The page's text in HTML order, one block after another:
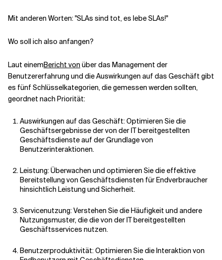
Mit anderen Worten: "SLAs sind tot, es lebe SLAs!"
Wo soll ich also anfangen?
Laut einemBericht von über das Management der
Benutzererfahrung und die Auswirkungen auf das Geschäft gibt
es fünf Schlüsselkategorien, die gemessen werden sollten,
geordnet nach Priorität:
Auswirkungen auf das Geschäft: Optimieren Sie die
Geschäftsergebnisse der von der IT bereitgestellten
Geschäftsdienste auf der Grundlage von
Benutzerinteraktionen.
Leistung: Überwachen und optimieren Sie die effektive
Bereitstellung von Geschäftsdiensten für Endverbraucher
hinsichtlich Leistung und Sicherheit.
Servicenutzung: Verstehen Sie die Häufigkeit und andere
Nutzungsmuster, die die von der IT bereitgestellten
Geschäftsservices nutzen.
Benutzerproduktivität: Optimieren Sie die Interaktion von